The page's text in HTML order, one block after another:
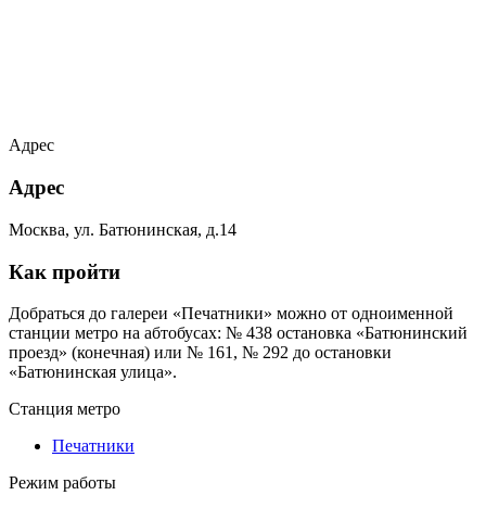
Адрес
Адрес
Москва, ул. Батюнинская, д.14
Как пройти
Добраться до галереи «Печатники» можно от одноименной
станции метро на абтобусах: № 438 остановка «Батюнинский
проезд» (конечная) или № 161, № 292 до остановки
«Батюнинская улица».
Станция метро
Печатники
Режим работы